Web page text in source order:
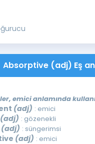
Absorptive (adj) Eş
emici anlamında
(adj) : emici
(adj) : gözenekli
(adj) : süngerimsi
(adj) : emici